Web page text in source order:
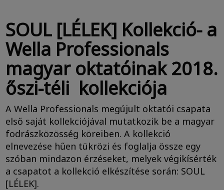
SOUL [LÉLEK] Kollekció- a
Wella Professionals
magyar oktatóinak 2018.
őszi-téli kollekciója
A Wella Professionals megújult oktatói csapata
első saját kollekciójával mutatkozik be a magyar
fodrászközösség köreiben. A kollekció
elnevezése hűen tükrözi és foglalja össze egy
szóban mindazon érzéseket, melyek végikísérték
a csapatot a kollekció elkészítése során: SOUL
[LÉLEK].